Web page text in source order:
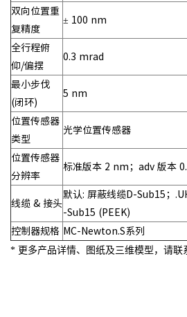
双向位置重
复精度
± 100 nm
全行程俯
仰/偏摆
0.3 mrad
最小步伐
(闭环)
5 nm
位置传感器
类型
光学位置传感器
位置传感器
分辨率
标准版本 2 nm；adv 版本
线缆 & 接头
默认: 屏蔽线缆D-Sub15；
-Sub15 (PEEK)
控制器规格 MC-Newton.S系列
* 更多产品详情、图纸及三维模型，请联